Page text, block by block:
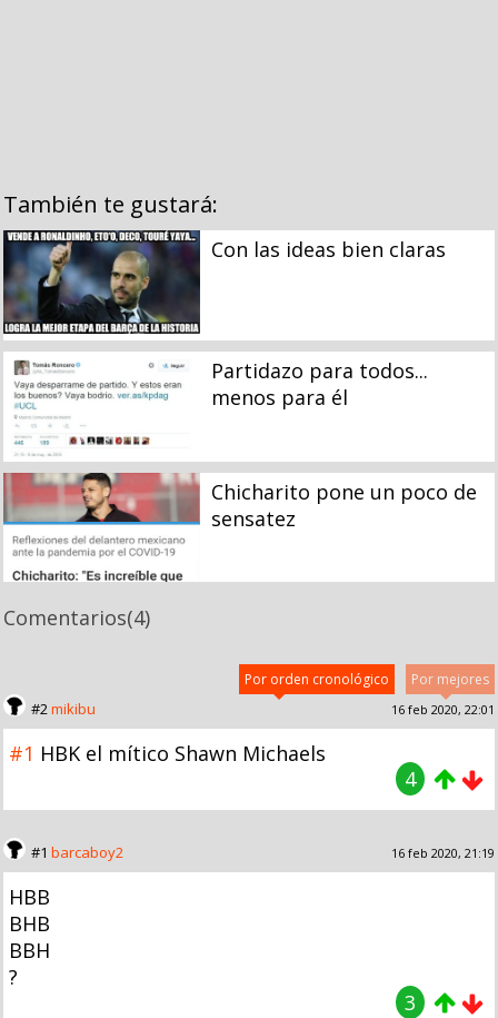
También te gustará:
Con las ideas bien claras
Partidazo para todos...
menos para él
Chicharito pone un poco de
sensatez
Comentarios(4)
Por mejores
Por orden cronológico
#2mikibu 16 feb 2020, 22:01
#1 HBK el mítico Shawn Michaels
4
#1 barcaboy2 16 feb 2020, 21:19
HBB
BHB
BBH
?
3